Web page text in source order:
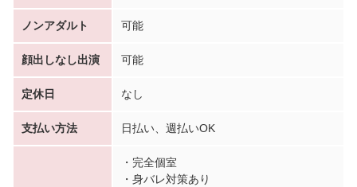
ノンアダルト 可能
顔出しなし出演 可能
定休日 なし
支払い方法 日払い、週払いOK
・完全個室
・身バレ対策あり